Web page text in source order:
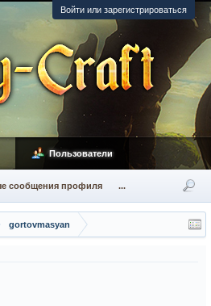
Войти или зарегистрироваться
gortovmasyan
Пользователи
сообщения профиля ...